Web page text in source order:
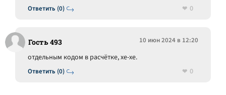
Ответить (0)
0
Гость 493 10 июн 2024 в 12:20
Ответить (0)
отдельным кодом в расчётке, хе-хе.
0